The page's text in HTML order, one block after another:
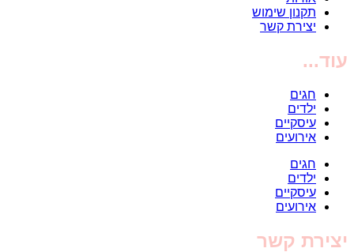
תקנון שימוש
יצירת קשר
עוד...
חגים
ילדים
עיסקיים
אירועים
חגים
ילדים
עיסקיים
אירועים
יצירת קשר